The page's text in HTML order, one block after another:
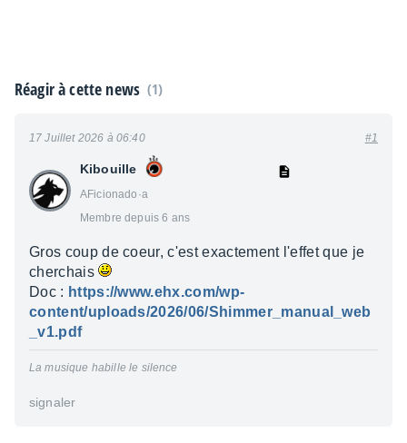
Réagir à cette news (1)
Kibouille
AFicionado·a
Membre depuis 6 ans
17 Juillet 2026 à 06:40 #1
Gros coup de coeur, c'est exactement l'effet que je
cherchais
Doc : https://www.ehx.com/wp-
content/uploads/2026/06/Shimmer_manual_web
_v1.pdf
La musique habille le silence
signaler